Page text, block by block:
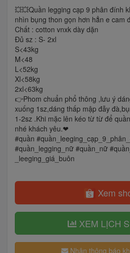
💥💥Quần legging cạp 9 phân đính
nhìn bụng thon gọn hơn hẳn e cam
Chất : cotton vnxk dày dặn
Đủ sz : S- 2xl
S<43kg
M<48
L<52kg
Xl<58kg
2xl<63kg
👉Phom chuẩn phổ thông ,lưu ý
xuống 1sz,dáng thấp mập đẫy
1-2sz .Khi mặc lên kéo từ từ để
nhé khách yêu.❤
#quần
#quần_legging_nữ #quần_nữ
_leeging_giá_buôn
Xem
XEM LỊCH
Nhận thông báo